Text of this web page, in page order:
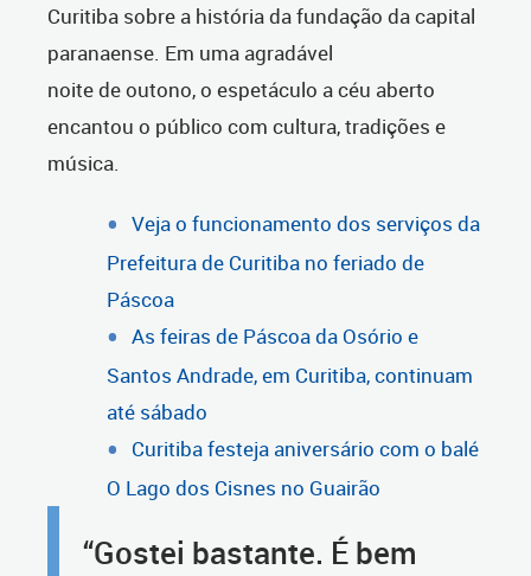
Curitiba sobre a história da fundação da capital
paranaense. Em uma agradável
noite de outono, o espetáculo a céu aberto
encantou o público com cultura, tradições e
música.
Veja o funcionamento dos serviços da
Prefeitura de Curitiba no feriado de
Páscoa
As feiras de Páscoa da Osório e
Santos Andrade, em Curitiba, continuam
até sábado
Curitiba festeja aniversário com o balé
O Lago dos Cisnes no Guairão
“Gostei bastante. É bem